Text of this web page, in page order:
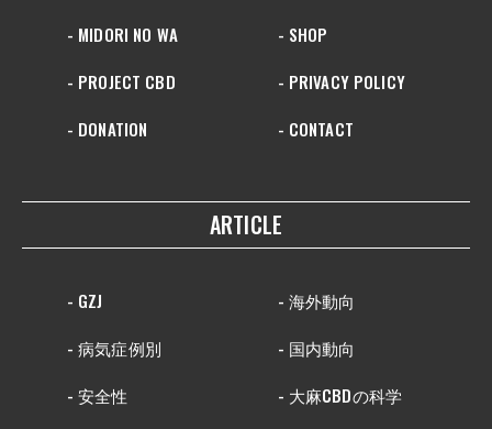
- MIDORI NO WA
- PROJECT CBD
- DONATION
- SHOP
- PRIVACY POLICY
- CONTACT
ARTICLE
- GZJ
- 病気症例別
- 安全性
- 海外動向
- 国内動向
- 大麻CBDの科学